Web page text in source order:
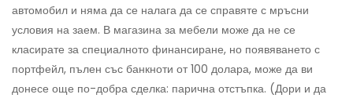
автомобил и няма да се налага да се справяте с мръсни
условия на заем. В магазина за мебели може да не се
класирате за специалното финансиране, но появяването с
портфейл, пълен със банкноти от 100 долара, може да ви
донесе още по-добра сделка: парична отстъпка. (Дори и да